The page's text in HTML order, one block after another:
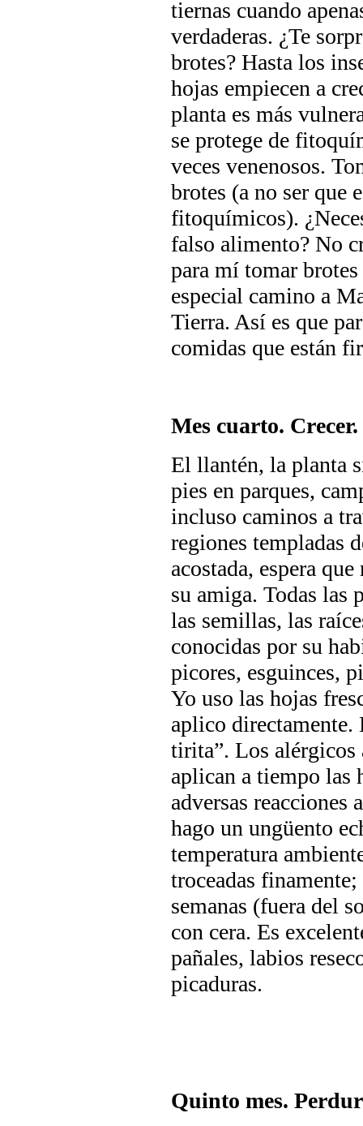
tiernas cuando
verdaderas. ¿Te
brotes? Hasta los
hojas empiecen a
planta es más
se protege de
veces venenosos.
brotes (a no ser que
fitoquímicos).
falso alimento? No
para mí tomar
especial camino a
Tierra. Así es que
comidas que están
Mes cuarto. Crecer.
El llantén, la planta
pies en parques,
incluso caminos a
regiones templadas
acostada, espera
su amiga. Todas las
las semillas, las
conocidas por su
picores, esguinces,
Yo uso las hojas
aplico
tirita”. Los alérgicos
aplican a tiempo las
adversas reacciones
hago un ungüento
temperatura
troceadas
semanas (fuera del
con cera. Es
pañales, labios
picaduras.
Quinto mes.